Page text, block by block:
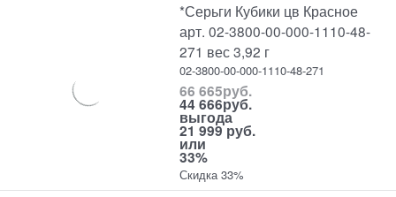
*Серьги Кубики цв Красное
арт. 02-3800-00-000-1110-48-
271 вес 3,92 г
02-3800-00-000-1110-48-271
66 665руб.
44 666руб.
выгода
21 999 руб.
или
33%
Скидка 33%